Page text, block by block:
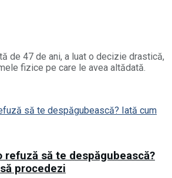
de 47 de ani, a luat o decizie drastică,
fizice pe care le avea altădată.
să te despăgubească?
procedezi